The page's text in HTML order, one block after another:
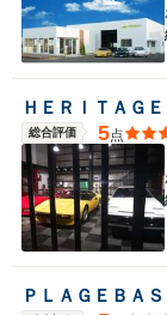
ＨＥＲＩＴＡＧＥ
総合評価 5点
ＰＬＡＧＥＢＡ